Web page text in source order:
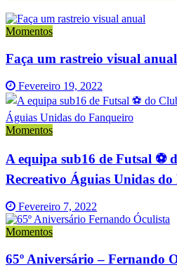
Momentos
Faça um rastreio visual anual
Fevereiro 19, 2022
Momentos
A equipa sub16 de Futsal ⚽️
Recreativo Águias Unidas
Fevereiro 7, 2022
Momentos
65º Aniversário – Fernando